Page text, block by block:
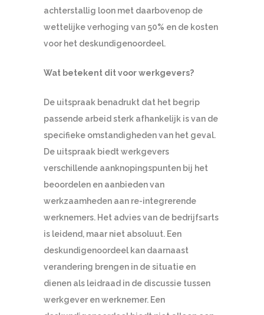
achterstallig loon met daarbovenop de
wettelijke verhoging van 50% en de kosten
voor het deskundigenoordeel.
Wat betekent dit voor werkgevers?
De uitspraak benadrukt dat het begrip
passende arbeid sterk afhankelijk is van de
specifieke omstandigheden van het geval.
De uitspraak biedt werkgevers
verschillende aanknopingspunten bij het
beoordelen en aanbieden van
werkzaamheden aan re-integrerende
werknemers. Het advies van de bedrijfsarts
is leidend, maar niet absoluut. Een
deskundigenoordeel kan daarnaast
verandering brengen in de situatie en
dienen als leidraad in de discussie tussen
werkgever en werknemer. Een